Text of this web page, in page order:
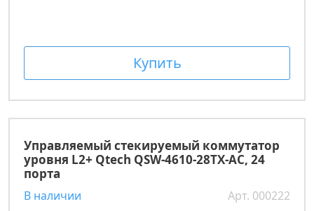
Купить
Управляемый стекируемый коммутатор
уровня L2+ Qtech QSW-4610-28TX-AC, 24
порта
В наличии Арт. 000222